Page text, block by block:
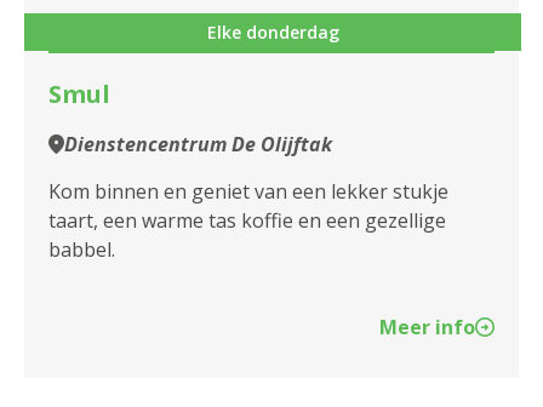
Elke donderdag
Smul
Dienstencentrum De Olijftak
Kom binnen en geniet van een lekker stukje
taart, een warme tas koffie en een gezellige
babbel.
Meer info